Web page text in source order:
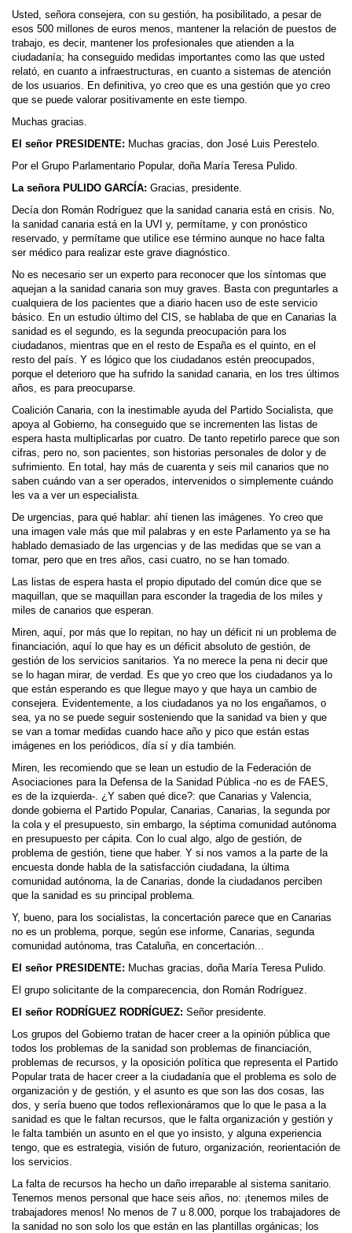
Usted, señora consejera, con su gestión, ha posibilitado, a pesar de
esos 500 millones de euros menos, mantener la relación de puestos de
trabajo, es decir, mantener los profesionales que atienden a la
ciudadanía; ha conseguido medidas importantes como las que usted
relató, en cuanto a infraestructuras, en cuanto a sistemas de atención
de los usuarios. En definitiva, yo creo que es una gestión que yo creo
que se puede valorar positivamente en este tiempo.
Muchas gracias.
El señor PRESIDENTE: Muchas gracias, don José Luis Perestelo.
Por el Grupo Parlamentario Popular, doña María Teresa Pulido.
La señora PULIDO GARCÍA: Gracias, presidente.
Decía don Román Rodríguez que la sanidad canaria está en crisis. No,
la sanidad canaria está en la UVI y, permítame, y con pronóstico
reservado, y permítame que utilice ese término aunque no hace falta
ser médico para realizar este grave diagnóstico.
No es necesario ser un experto para reconocer que los síntomas que
aquejan a la sanidad canaria son muy graves. Basta con preguntarles a
cualquiera de los pacientes que a diario hacen uso de este servicio
básico. En un estudio último del CIS, se hablaba de que en Canarias la
sanidad es el segundo, es la segunda preocupación para los
ciudadanos, mientras que en el resto de España es el quinto, en el
resto del país. Y es lógico que los ciudadanos estén preocupados,
porque el deterioro que ha sufrido la sanidad canaria, en los tres últimos
años, es para preocuparse.
Coalición Canaria, con la inestimable ayuda del Partido Socialista, que
apoya al Gobierno, ha conseguido que se incrementen las listas de
espera hasta multiplicarlas por cuatro. De tanto repetirlo parece que son
cifras, pero no, son pacientes, son historias personales de dolor y de
sufrimiento. En total, hay más de cuarenta y seis mil canarios que no
saben cuándo van a ser operados, intervenidos o simplemente cuándo
les va a ver un especialista.
De urgencias, para qué hablar: ahí tienen las imágenes. Yo creo que
una imagen vale más que mil palabras y en este Parlamento ya se ha
hablado demasiado de las urgencias y de las medidas que se van a
tomar, pero que en tres años, casi cuatro, no se han tomado.
Las listas de espera hasta el propio diputado del común dice que se
maquillan, que se maquillan para esconder la tragedia de los miles y
miles de canarios que esperan.
Miren, aquí, por más que lo repitan, no hay un déficit ni un problema de
financiación, aquí lo que hay es un déficit absoluto de gestión, de
gestión de los servicios sanitarios. Ya no merece la pena ni decir que
se lo hagan mirar, de verdad. Es que yo creo que los ciudadanos ya lo
que están esperando es que llegue mayo y que haya un cambio de
consejera. Evidentemente, a los ciudadanos ya no los engañamos, o
sea, ya no se puede seguir sosteniendo que la sanidad va bien y que
se van a tomar medidas cuando hace año y pico que están estas
imágenes en los periódicos, día sí y día también.
Miren, les recomiendo que se lean un estudio de la Federación de
Asociaciones para la Defensa de la Sanidad Pública -no es de FAES,
es de la izquierda-. ¿Y saben qué dice?: que Canarias y Valencia,
donde gobierna el Partido Popular, Canarias, Canarias, la segunda por
la cola y el presupuesto, sin embargo, la séptima comunidad autónoma
en presupuesto per cápita. Con lo cual algo, algo de gestión, de
problema de gestión, tiene que haber. Y si nos vamos a la parte de la
encuesta donde habla de la satisfacción ciudadana, la última
comunidad autónoma, la de Canarias, donde la ciudadanos perciben
que la sanidad es su principal problema.
Y, bueno, para los socialistas, la concertación parece que en Canarias
no es un problema, porque, según ese informe, Canarias, segunda
comunidad autónoma, tras Cataluña, en concertación...
El señor PRESIDENTE: Muchas gracias, doña María Teresa Pulido.
El grupo solicitante de la comparecencia, don Román Rodríguez.
El señor RODRÍGUEZ RODRÍGUEZ: Señor presidente.
Los grupos del Gobierno tratan de hacer creer a la opinión pública que
todos los problemas de la sanidad son problemas de financiación,
problemas de recursos, y la oposición política que representa el Partido
Popular trata de hacer creer a la ciudadanía que el problema es solo de
organización y de gestión, y el asunto es que son las dos cosas, las
dos, y sería bueno que todos reflexionáramos que lo que le pasa a la
sanidad es que le faltan recursos, que le falta organización y gestión y
le falta también un asunto en el que yo insisto, y alguna experiencia
tengo, que es estrategia, visión de futuro, organización, reorientación de
los servicios.
La falta de recursos ha hecho un daño irreparable al sistema sanitario.
Tenemos menos personal que hace seis años, no: ¡tenemos miles de
trabajadores menos! No menos de 7 u 8.000, porque los trabajadores de
la sanidad no son solo los que están en las plantillas orgánicas; los